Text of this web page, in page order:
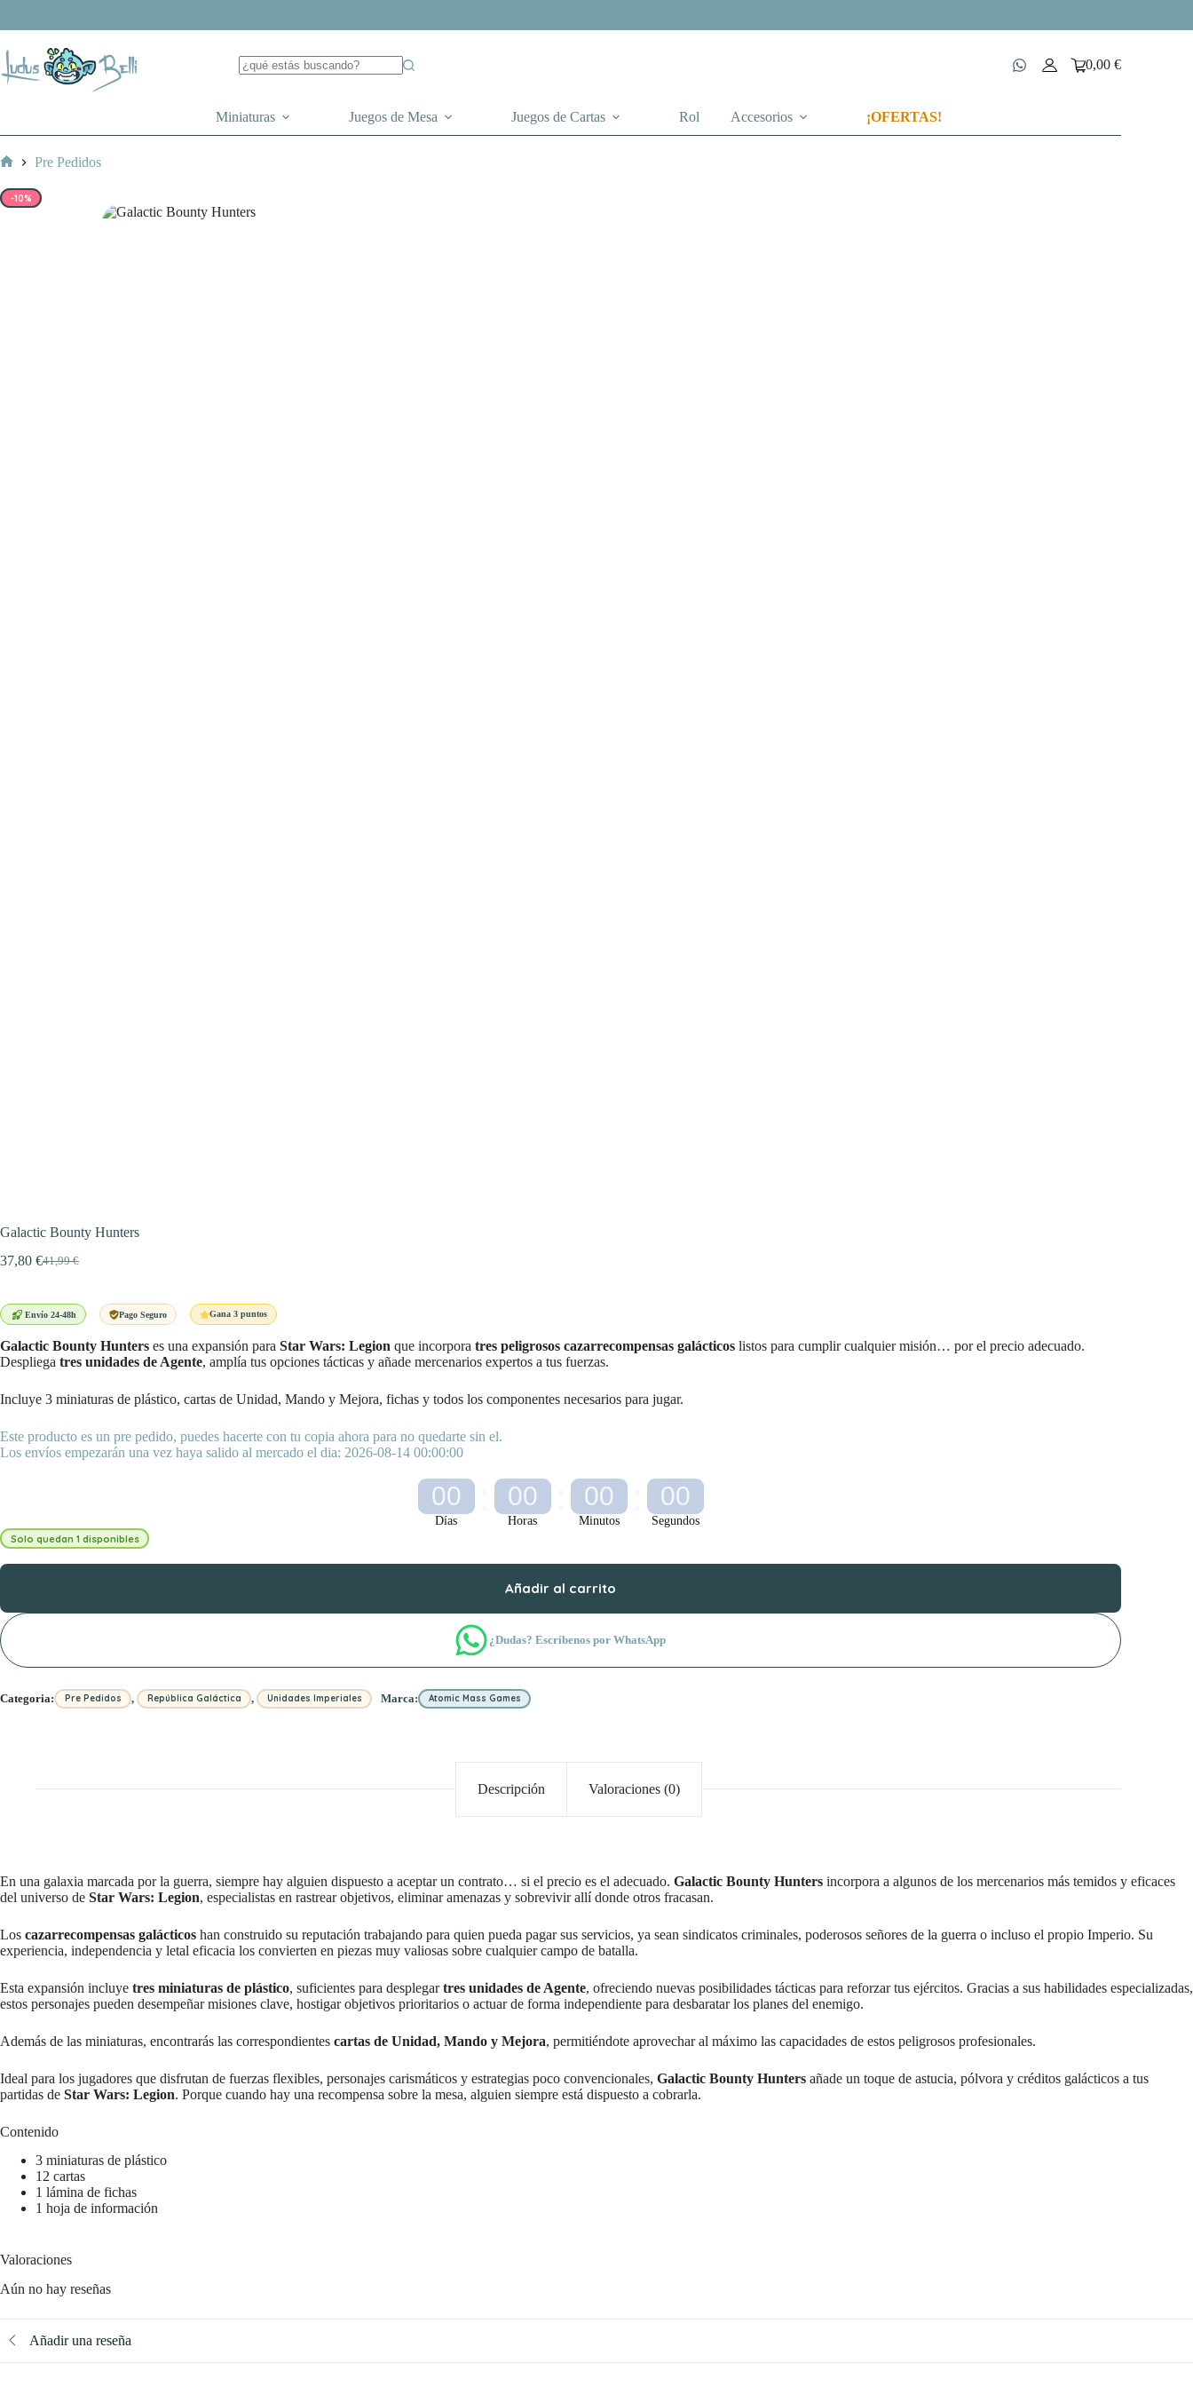
Carro
0,00€
Miniaturas Juegos de Mesa Juegos de Cartas Rol Accesorios ¡OFERTAS!
Pre Pedidos
-10%
Galactic Bounty Hunters
41,99€
El
era:
37,80 €El
es:
Envío 24-48h Pago Seguro Gana 3 puntos
Galactic Bounty Hunters es una expansión para Star Wars: Legion que incorpora tres peligrosos cazarrecompensas galácticos listos para cumplir cualquier misión… por el precio adecuado.
Despliega tres unidades de Agente, amplía tus opciones tácticas y añade mercenarios expertos a tus fuerzas.
Incluye 3 miniaturas de plástico, cartas de Unidad, Mando y Mejora, fichas y todos los componentes necesarios para jugar.
Este producto es un pre pedido, puedes hacerte con tu copia ahora para no quedarte sin el.
Los envíos empezarán una vez haya salido al mercado el dia: 2026-08-14 00:00:00
00
Días
00
Horas
00
Minutos
00
Segundos
Solo quedan 1 disponibles
Añadir al carrito
¿Dudas? Escríbenos por WhatsApp
Categoria: Pre Pedidos , República Galáctica , Unidades Imperiales Marca: Atomic Mass Games
Descripción Valoraciones (0)
En una galaxia marcada por la guerra, siempre hay alguien dispuesto a aceptar un contrato… si el precio es el adecuado. Galactic Bounty Hunters incorpora a algunos de los mercenarios más temidos y eficaces
del universo de Star Wars: Legion, especialistas en rastrear objetivos, eliminar amenazas y sobrevivir allí donde otros fracasan.
Los cazarrecompensas galácticos han construido su reputación trabajando para quien pueda pagar sus servicios, ya sean sindicatos criminales, poderosos señores de la guerra o incluso el propio Imperio. Su
experiencia, independencia y letal eficacia los convierten en piezas muy valiosas sobre cualquier campo de batalla.
Esta expansión incluye tres miniaturas de plástico, suficientes para desplegartres unidades de Agente, ofreciendo nuevas posibilidades tácticas para reforzar tus ejércitos. Gracias a sus habilidades especializadas,
estos personajes pueden desempeñar misiones clave, hostigar objetivos prioritarios o actuar de forma independiente para desbaratar los planes del enemigo.
Además de las miniaturas, encontrarás las correspondientes cartas de Unidad, Mando y Mejora, permitiéndote aprovechar al máximo las capacidades de estos peligrosos profesionales.
Ideal para los jugadores que disfrutan de fuerzas flexibles, personajes carismáticos y estrategias poco convencionales, Galactic Bounty Hunters añade un toque de astucia, pólvora y créditos galácticos a tus
partidas de Star Wars: Legion. Porque cuando hay una recompensa sobre la mesa, alguien siempre está dispuesto a cobrarla.
Contenido
3 miniaturas de plástico
12 cartas
1 lámina de fichas
1 hoja de información
Valoraciones
Aún no hay reseñas
Añadir una reseña